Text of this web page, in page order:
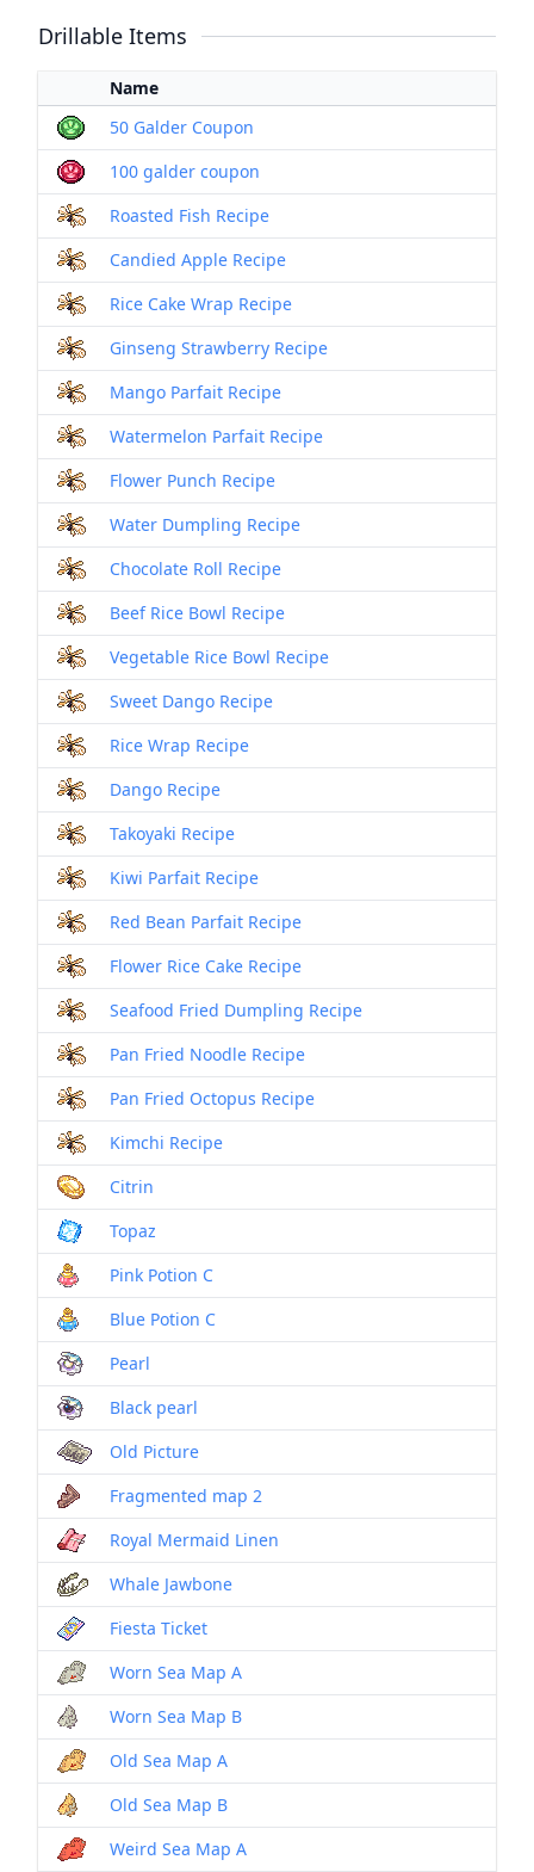
Drillable Items
Name
50 Galder Coupon
100 galder coupon
Roasted Fish Recipe
Candied Apple Recipe
Rice Cake Wrap Recipe
Ginseng Strawberry Recipe
Mango Parfait Recipe
Watermelon Parfait Recipe
Flower Punch Recipe
Water Dumpling Recipe
Chocolate Roll Recipe
Beef Rice Bowl Recipe
Vegetable Rice Bowl Recipe
Sweet Dango Recipe
Rice Wrap Recipe
Dango Recipe
Takoyaki Recipe
Kiwi Parfait Recipe
Red Bean Parfait Recipe
Flower Rice Cake Recipe
Seafood Fried Dumpling Recipe
Pan Fried Noodle Recipe
Pan Fried Octopus Recipe
Kimchi Recipe
Citrin
Topaz
Pink Potion C
Blue Potion C
Pearl
Black pearl
Old Picture
Fragmented map 2
Royal Mermaid Linen
Whale Jawbone
Fiesta Ticket
Worn Sea Map A
Worn Sea Map B
Old Sea Map A
Old Sea Map B
Weird Sea Map A